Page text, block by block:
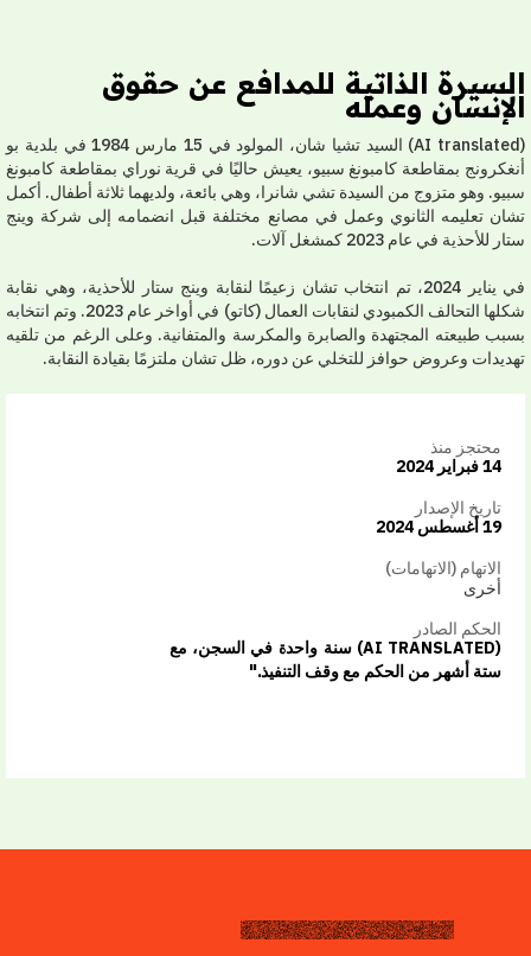
الذاتية للمدافع عن حقوق
وعمله
(AI translated) السيد تشيا شان، المولود في 15 مارس 1984 في بلدية بو
بمقاطعة كامبونغ سبيو، يعيش حاليًا في قرية نوراي بمقاطعة كامبونغ
وهو متزوج من السيدة تشي شانرا، وهي بائعة، ولديهما ثلاثة أطفال. أكمل
تعليمه الثانوي وعمل في مصانع مختلفة قبل انضمامه إلى شركة وينج
للأحذية في عام 2023 كمشغل آلات.
في يناير 2024، تم انتخاب تشان زعيمًا لنقابة وينج ستار للأحذية، وهي نقابة
شكلها التحالف الكمبودي لنقابات العمال (كاتو) في أواخر عام 2023. وتم انتخابه
طبيعته المجتهدة والصابرة والمكرسة والمتفانية. وعلى الرغم من تلقيه
وعروض حوافز للتخلي عن دوره، ظل تشان ملتزمًا بقيادة النقابة.
محتجز منذ
14 فبراير 2024
تاريخ الإصدار
19 أغسطس 2024
الاتهام (الاتهامات)
أخرى
الحكم الصادر
(AI TRANSLATED) سنة واحدة في السجن، مع
ستة أشهر من الحكم مع وقف التنفيذ."